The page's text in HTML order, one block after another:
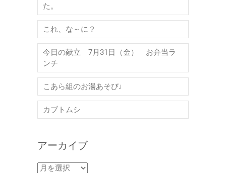
た。
これ、な～に？
今日の献立 7月31日（金） お弁当ラ
ンチ
こあら組のお湯あそび♩
カブトムシ
アーカイブ
ア